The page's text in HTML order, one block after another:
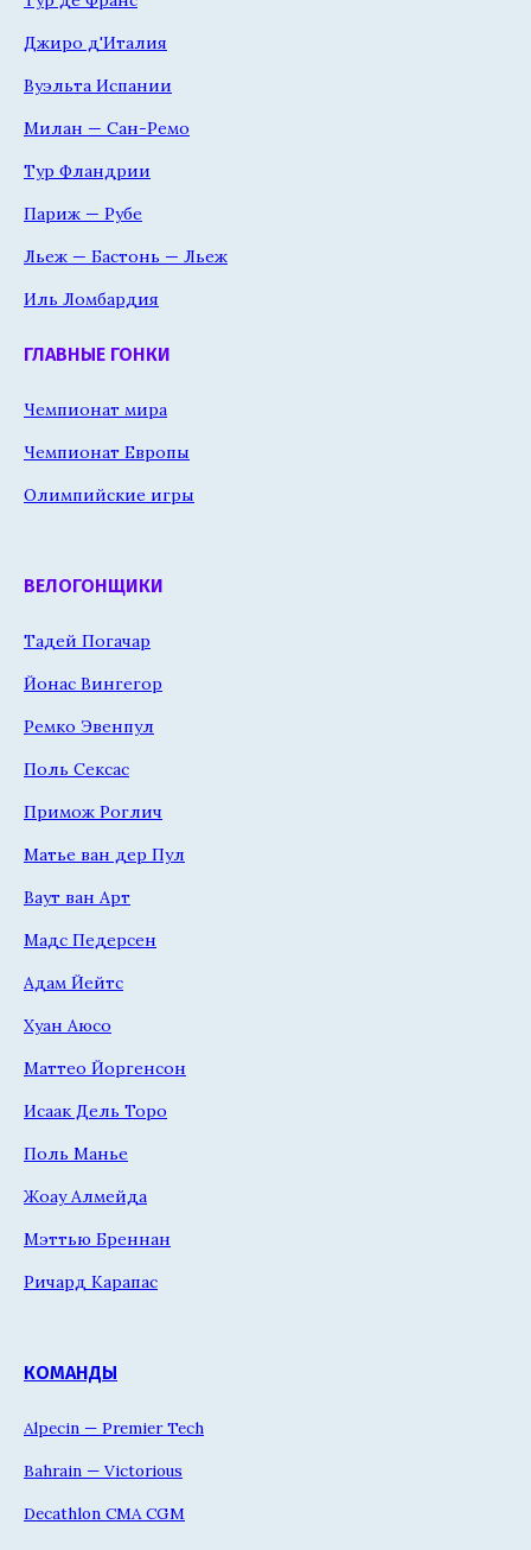
Джиро д'Италия
Вуэльта Испании
Милан — Сан-Ремо
Тур Фландрии
Париж — Рубе
Льеж — Бастонь — Льеж
Иль Ломбардия
ГЛАВНЫЕ ГОНКИ
Чемпионат мира
Чемпионат Европы
Олимпийские игры
ВЕЛОГОНЩИКИ
Тадей Погачар
Йонас Вингегор
Ремко Эвенпул
Поль Сексас
Примож Роглич
Матье ван дер Пул
Ваут ван Арт
Мадс Педерсен
Адам Йейтс
Хуан Аюсо
Маттео Йоргенсон
Исаак Дель Торо
Поль Манье
Жоау Алмейда
Мэттью Бреннан
Ричард Карапас
КОМАНДЫ
Alpecin — Premier Tech
Bahrain — Victorious
Decathlon CMA CGM